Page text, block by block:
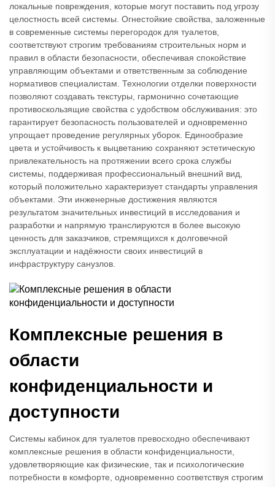
локальные повреждения, которые могут поставить под угрозу
целостность всей системы. Огнестойкие свойства, заложенные
в современные системы перегородок для туалетов,
соответствуют строгим требованиям строительных норм и
правил в области безопасности, обеспечивая спокойствие
управляющим объектами и ответственным за соблюдение
нормативов специалистам. Технологии отделки поверхности
позволяют создавать текстуры, гармонично сочетающие
противоскользящие свойства с удобством обслуживания: это
гарантирует безопасность пользователей и одновременно
упрощает проведение регулярных уборок. Единообразие
цвета и устойчивость к выцветанию сохраняют эстетическую
привлекательность на протяжении всего срока службы
системы, поддерживая профессиональный внешний вид,
который положительно характеризует стандарты управления
объектами. Эти инженерные достижения являются
результатом значительных инвестиций в исследования и
разработки и напрямую транслируются в более высокую
ценность для заказчиков, стремящихся к долговечной
эксплуатации и надёжности своих инвестиций в
инфраструктуру санузлов.
Комплексные решения в
области
конфиденциальности и
доступности
Системы кабинок для туалетов превосходно обеспечивают
комплексные решения в области конфиденциальности,
удовлетворяющие как физические, так и психологические
потребности в комфорте, одновременно соответствуя строгим